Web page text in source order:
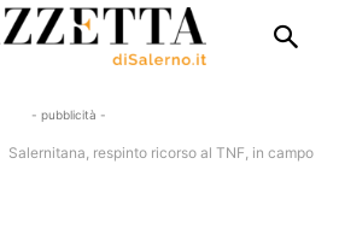
- pubblicità -
Salernitana, respinto ricorso al TNF, in campo